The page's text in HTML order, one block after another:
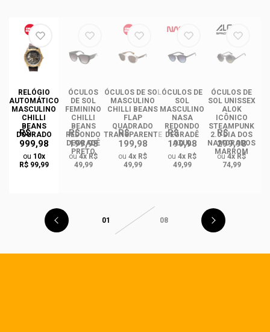
RELÓGIO
AUTOMÁTICO
MASCULINO
CHILLI
BEANS
DOURADO
R$
999,98
ou 10x
R$ 99,99
ÓCULOS
DE SOL
FEMININO
CHILLI
BEANS
REDONDO
DEGRADÊ
PRETO
R$
199,98
ou4x R$
49,99
ÓCULOS DE SOL
MASCULINO
CHILLI BEANS
FLAP
QUADRADO
TRANSPARENTE
R$
199,98
ou 4x R$
49,99
ÓCULOS DE
SOL
MASCULINO
NASA
REDONDO
DEGRADÊ
AZUL
R$
199,98
ou 4x R$
49,99
ÓCULOS DE
SOL UNISSEX
ALOK
ICÔNICO
STEAMPUNK
2.0 DIA DOS
NAMORADOS
MARROM
R$
299,98
ou4x R$
74,99
01 08